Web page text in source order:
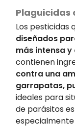
Plaguicidas
Los pesticidas
diseñados
más intensa
contienen
contra una
garrapatas,
ideales para
de parásitos
especialmente